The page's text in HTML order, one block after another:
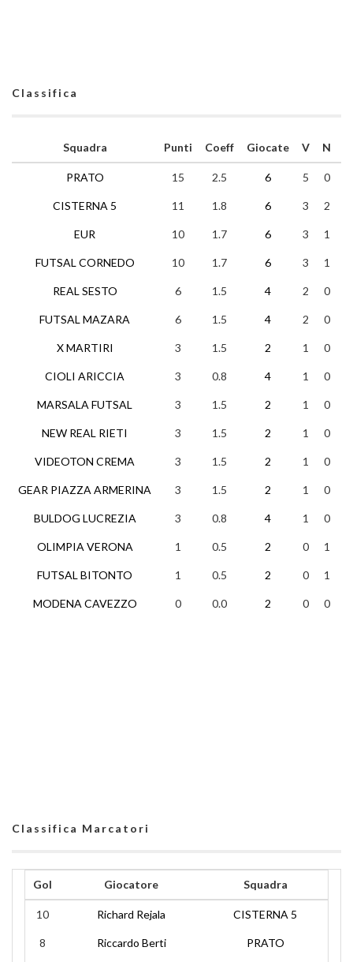
Classifica
Squadra
PRATO
CISTERNA 5
EUR
FUTSAL CORNEDO
REAL SESTO
FUTSAL MAZARA
X MARTIRI
CIOLI ARICCIA
MARSALA FUTSAL
NEW REAL RIETI
VIDEOTON CREMA
GEAR PIAZZA ARMERINA
BULDOG LUCREZIA
OLIMPIA VERONA
FUTSAL BITONTO
MODENA CAVEZZO
Punti Coeff Giocate V N
15 2.5 6 5 0
11 1.8 6 3 2
10 1.7 6 3 1
10 1.7 6 3 1
6 1.5 4 2 0
6 1.5 4 2 0
3 1.5 2 1 0
3 0.8 4 1 0
3 1.5 2 1 0
3 1.5 2 1 0
3 1.5 2 1 0
3 1.5 2 1 0
3 0.8 4 1 0
1 0.5 2 0 1
1 0.5 2 0 1
0 0.0 2 0 0
Classifica Marcatori
Gol Giocatore Squadra
10 Richard Rejala CISTERNA 5
8 Riccardo Berti PRATO